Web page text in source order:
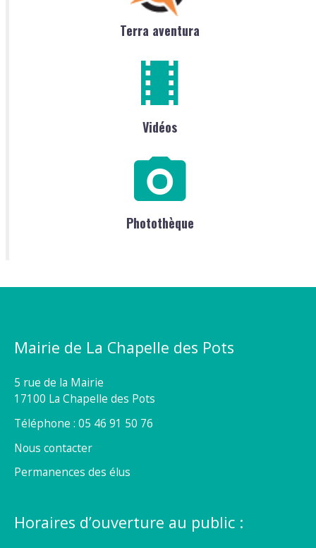
Terra aventura
Vidéos
Photothèque
Mairie de La Chapelle des Pots
5 rue de la Mairie
17100 La Chapelle des Pots
Téléphone : 05 46 91 50 76
Nous contacter
Permanences des élus
Horaires d’ouverture au public :